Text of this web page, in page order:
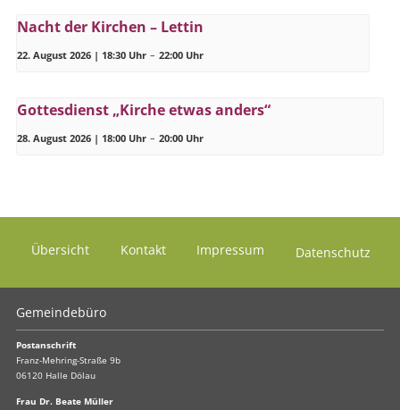
Nacht der Kirchen – Lettin
22. August 2026 | 18:30 Uhr – 22:00 Uhr
Gottesdienst „Kirche etwas anders“
28. August 2026 | 18:00 Uhr – 20:00 Uhr
Übersicht Kontakt Impressum Datenschutz
Gemeindebüro
Postanschrift
Franz-Mehring-Straße 9b
06120 Halle Dölau
Frau Dr. Beate Müller